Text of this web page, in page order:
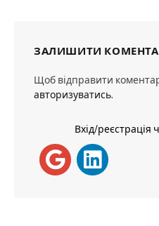
ЗАЛИШИТИ
Щоб відправити
авторизуватись.
Вхід/реєстрація